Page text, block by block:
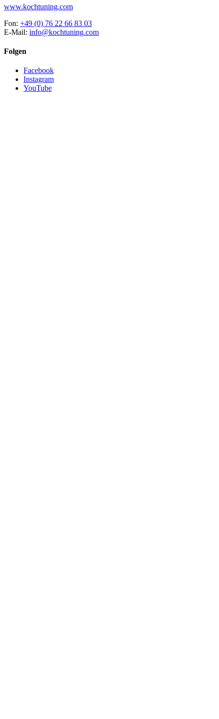
www.kochtuning.com
Fon: +49 (0) 76 22 66 83 03
E-Mail: info@kochtuning.com
Folgen
Facebook
Instagram
YouTube